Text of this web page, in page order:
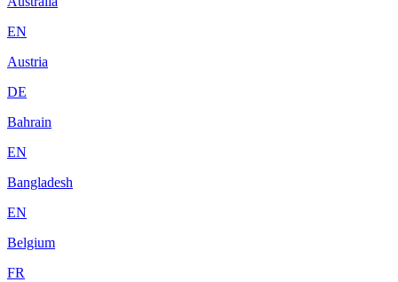
EN
Austria
DE
Bahrain
EN
Bangladesh
EN
Belgium
FR